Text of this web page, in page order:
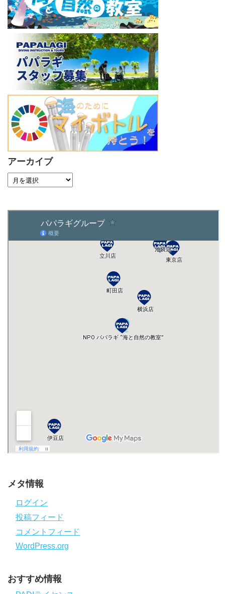
アーカイブ
メタ情報
ログイン
投稿フィード
コメントフィード
WordPress.org
おすすめ情報